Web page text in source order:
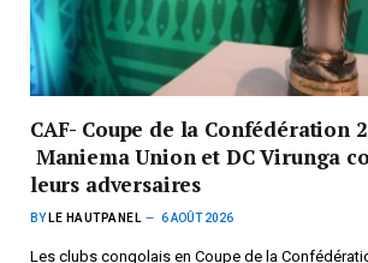
CAF- Coupe de la Confédération
Maniema Union et DC Virunga
leurs adversaires
BY LE HAUTPANEL 6 AOÛT 2026
Les clubs congolais en Coupe de la